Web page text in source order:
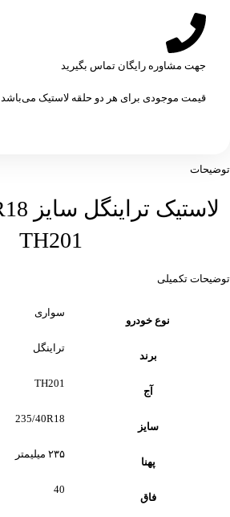
جهت مشاوره رایگان تماس بگیرید
قیمت موجودی برای هر دو حلقه لاستیک می‌باشد
توضیحات
TH201
توضیحات تکمیلی
نوع خودرو
سواری
برند
تراینگل
آج
TH201
سایز
235/40R18
پهنا
۲۳۵ میلیمتر
فاق
40